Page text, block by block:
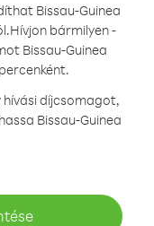
Bissau-Guinea
Hívjon bármilyen -
Bissau-Guinea
díjcsomagot,
Bissau-Guinea